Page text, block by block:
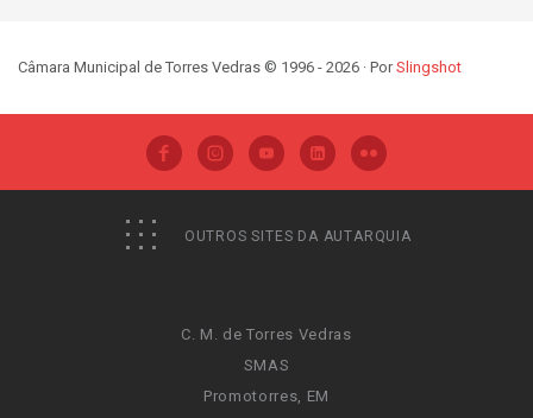
Câmara Municipal de Torres Vedras © 1996 - 2026 · PorSlingshot
OUTROS SITES DA AUTARQUIA
C. M. de Torres Vedras
SMAS
Promotorres, EM